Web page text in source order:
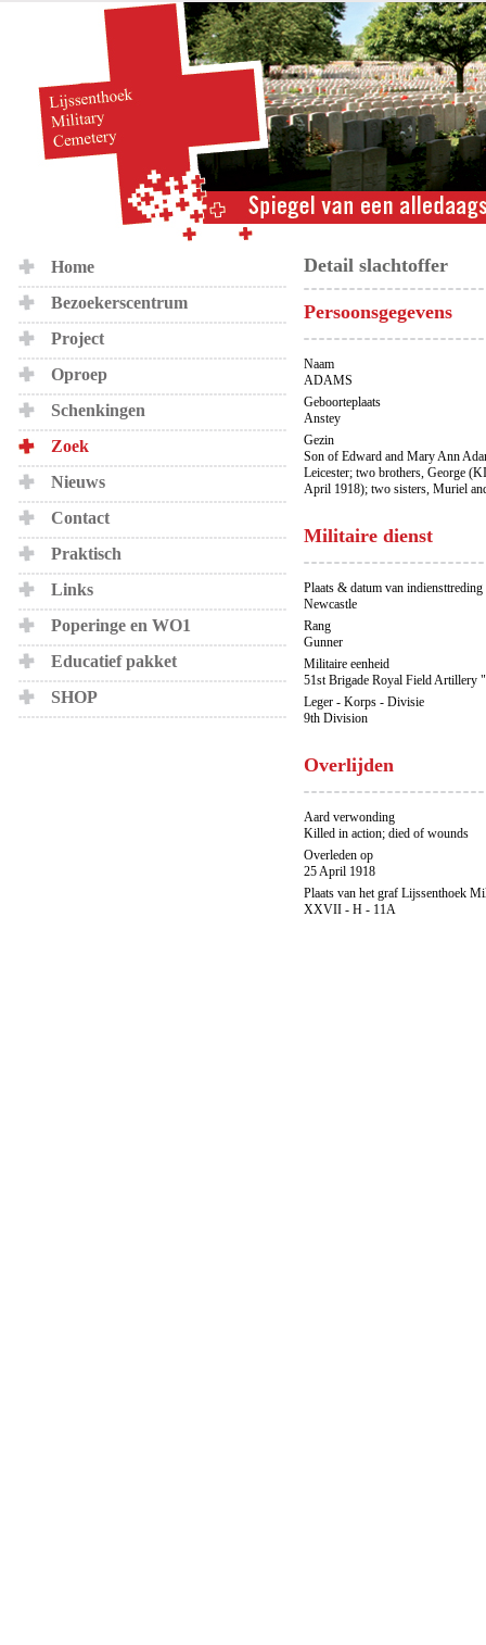
Home
Bezoekerscentrum
Project
Oproep
Schenkingen
Zoek
Nieuws
Contact
Praktisch
Links
Poperinge en WO1
Educatief pakket
SHOP
Detail slachtoffer
Persoonsgegevens
Naam
ADAMS
Geboorteplaats
Anstey
Gezin
Son of Edward and Mary Ann
Leicester; two brothers, George
April 1918); two sisters, Muriel
Militaire dienst
Plaats & datum van indiensttreding
Newcastle
Rang
Gunner
Militaire eenheid
51st Brigade Royal Field Artillery
Leger - Korps - Divisie
9th Division
Overlijden
Aard verwonding
Killed in action; died of wounds
Overleden op
25 April 1918
Plaats van het graf Lijssenthoek
XXVII - H - 11A